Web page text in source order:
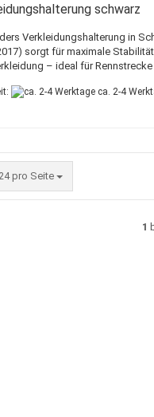
schwarz
Verkleidungshalterung in
sorgt für maximale
– ideal für
ca. 2-4
24 pro Seite
pro Seite
1